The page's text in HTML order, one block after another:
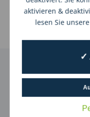
Telefonnummer: 0203-
Lassen Sie
Leben
aktivieren &
lesen Sie
✓